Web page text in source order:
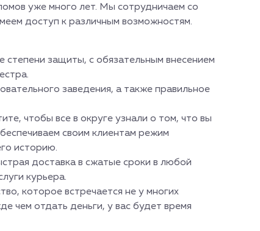
уже много лет. Мы сотрудничаем со
доступ к различным возможностям.
защиты, с обязательным внесением
заведения, а также правильное
чтобы все в округе узнали о том, что вы
своим клиентам режим
историю.
доставка в сжатые сроки в любой
курьера.
которое встречается не у многих
чем отдать деньги, у вас будет время